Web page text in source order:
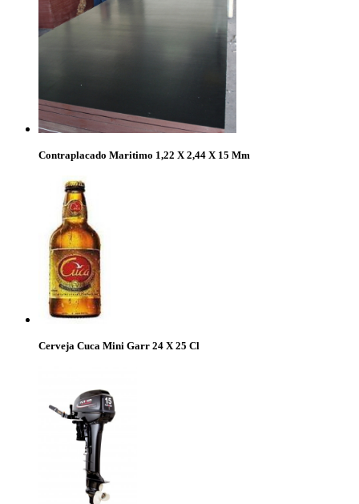
Contraplacado Maritimo 1,22 X 2,44 X 15 Mm
Cerveja Cuca Mini Garr 24 X 25 Cl